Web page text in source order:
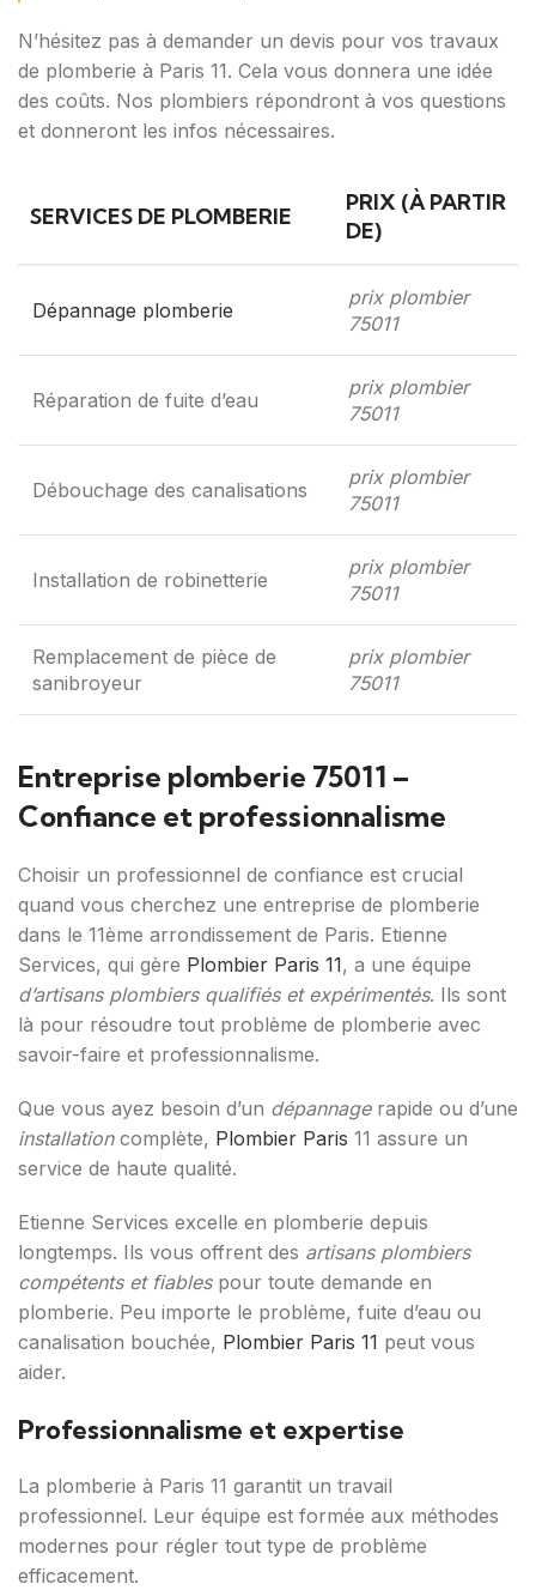
N’hésitez pas à demander un devis pour vos travaux
de plomberie à Paris 11. Cela vous donnera une idée
des coûts. Nos plombiers répondront à vos questions
et donneront les infos nécessaires.
SERVICES DE PLOMBERIE
PRIX (À PARTIR
DE)
Dépannage plomberie
prix plombier
75011
Réparation de fuite d’eau
prix plombier
75011
Débouchage des canalisations
prix plombier
75011
Installation de robinetterie
prix plombier
75011
Remplacement de pièce de
sanibroyeur
prix plombier
75011
Entreprise plomberie 75011 –
Confiance et professionnalisme
Choisir un professionnel de confiance est crucial
quand vous cherchez une entreprise de plomberie
dans le 11ème arrondissement de Paris. Etienne
Services, qui gère Plombier Paris 11, a une équipe
d’artisans plombiers qualifiés et expérimentés. Ils sont
là pour résoudre tout problème de plomberie avec
savoir-faire et professionnalisme.
Que vous ayez besoin d’un dépannagerapide ou d’une
installationcomplète, Plombier Paris 11 assure un
service de haute qualité.
Etienne Services excelle en plomberie depuis
longtemps. Ils vous offrent des artisans plombiers
compétents et fiablespour toute demande en
plomberie. Peu importe le problème, fuite d’eau ou
canalisation bouchée, Plombier Paris 11 peut vous
aider.
Professionnalisme et expertise
La plomberie à Paris 11 garantit un travail
professionnel. Leur équipe est formée aux méthodes
modernes pour régler tout type de problème
efficacement.